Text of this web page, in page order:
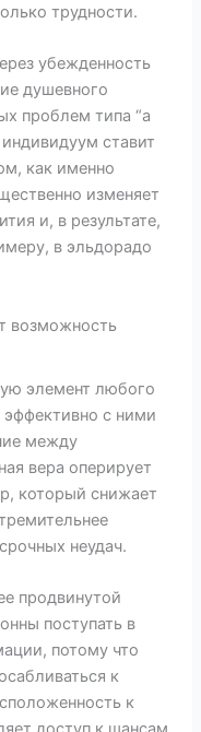
трудности.
убежденность
душевного
проблем типа “а
ставит
как именно
изменяет
и, в результате,
в эльдорадо
возможность
элемент любого
с ними
между
вера оперирует
который снижает
неудач.
продвинутой
поступать в
потому что
к
к